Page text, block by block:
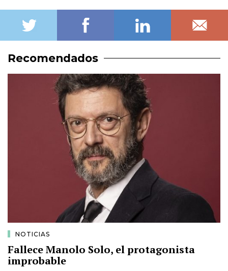
Recomendados
NOTICIAS
Fallece Manolo Solo, el protagonista
improbable